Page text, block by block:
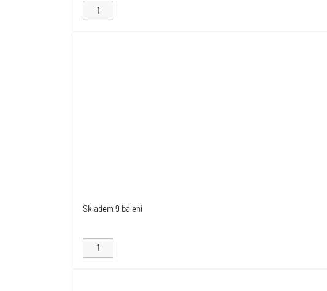
Skladem 9 balení